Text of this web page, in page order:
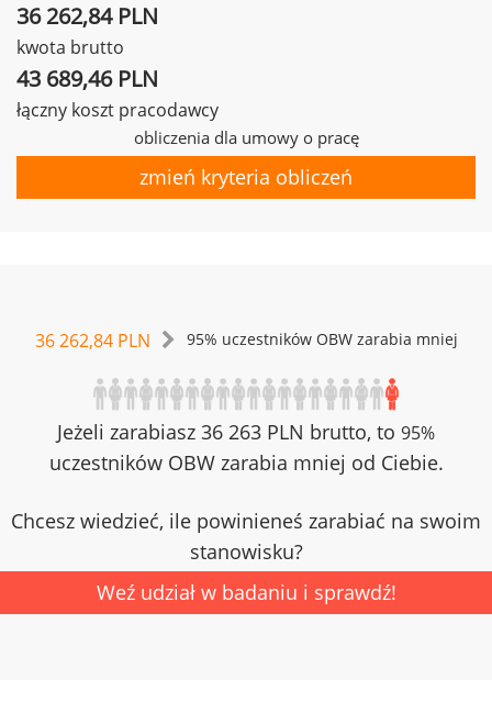
36 262,84 PLN
kwota brutto
43 689,46 PLN
łączny koszt pracodawcy
obliczenia dla umowy o pracę
zmień kryteria obliczeń
36 262,84 PLN 95% uczestników OBW zarabia mniej
Jeżeli zarabiasz 36 263 PLN brutto, to 95%
uczestników OBW zarabia mniej od Ciebie.
Chcesz wiedzieć, ile powinieneś zarabiać na swoim
stanowisku?
Weź udział w badaniu i sprawdź!